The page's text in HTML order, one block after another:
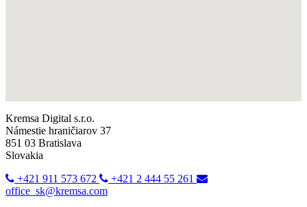
Kremsa Digital s.r.o.
Námestie hraničiarov 37
851 03 Bratislava
Slovakia
+421 911 573 672
+421 2 444 55 261
office_sk@kremsa.com